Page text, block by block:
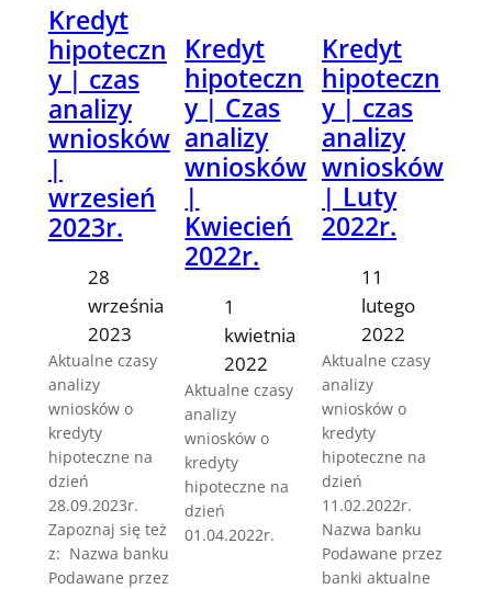
Kredyt
hipoteczn
y | czas
analizy
wniosków
|
wrzesień
2023r.
28
września
2023
Aktualne czasy
analizy
wniosków o
kredyty
hipoteczne na
dzień
28.09.2023r.
Zapoznaj się też
z: Nazwa banku
Podawane przez
Kredyt
hipoteczn
y | Czas
analizy
wniosków
|
Kwiecień
2022r.
1
kwietnia
2022
Aktualne czasy
analizy
wniosków o
kredyty
hipoteczne na
dzień
01.04.2022r.
Kredyt
hipoteczn
y | czas
analizy
wniosków
| Luty
2022r.
11
lutego
2022
Aktualne czasy
analizy
wniosków o
kredyty
hipoteczne na
dzień
11.02.2022r.
Nazwa banku
Podawane przez
banki aktualne